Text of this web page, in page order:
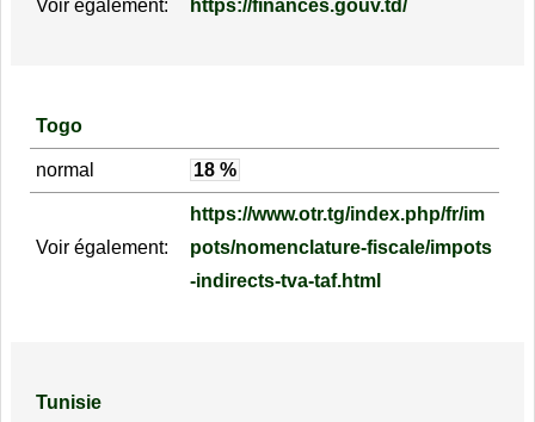
Voir également: https://finances.gouv.td/
Togo
normal 18 %
Voir également:
https://www.otr.tg/index.php/fr/im
pots/nomenclature-fiscale/impots
-indirects-tva-taf.html
Tunisie